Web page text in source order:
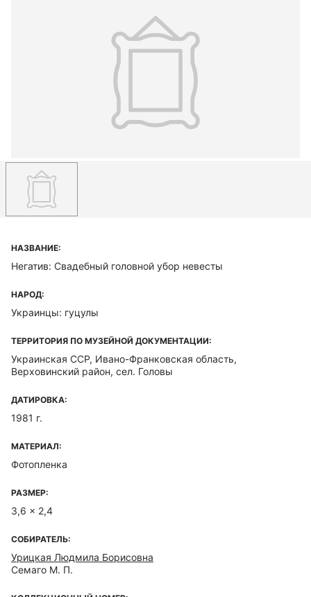
НАЗВАНИЕ:
Негатив: Свадебный головной убор невесты
НАРОД:
Украинцы: гуцулы
ТЕРРИТОРИЯ ПО МУЗЕЙНОЙ ДОКУМЕНТАЦИИ:
Украинская ССР, Ивано-Франковская область,
Верховинский район, сел. Головы
ДАТИРОВКА:
1981 г.
МАТЕРИАЛ:
Фотопленка
РАЗМЕР:
3,6 x 2,4
СОБИРАТЕЛЬ:
Урицкая Людмила Борисовна
Семаго М. П.